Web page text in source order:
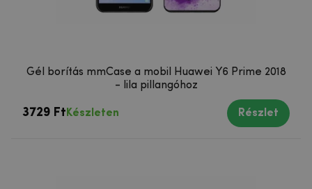
Gél borítás mmCase a mobil Huawei Y6 Prime 2018
- lila pillangóhoz
3729 Ft Készleten Részlet